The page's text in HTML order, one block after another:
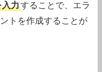
入力することで、エラ
トを作成することが